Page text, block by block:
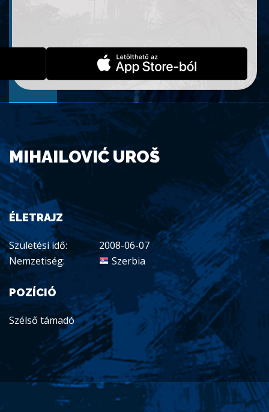
MIHAILOVIĆ UROŠ
ÉLETRAJZ
Születési idő:
2008-06-07
Nemzetiség:
Szerbia
POZÍCIÓ
Szélső támadó